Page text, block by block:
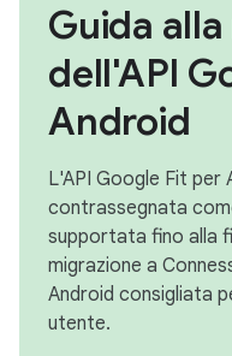
Guida
dell'API
Android
L'API Google Fit per
contrassegnata
supportata fino alla
migrazione a
Android consigliata
utente.